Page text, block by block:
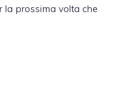
la prossima volta che